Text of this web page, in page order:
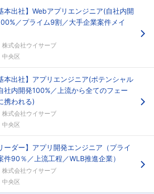
フォローしました
の企業もフォローしませんか？
本出社】Webアプリエンジニア(自社内開
／プライム9割／大手企業案件メイ
株式会社ウイサーブ
中央区
本出社】アプリエンジニア(ポテンシャル
社内開発100%／上流から全てのフェー
携われる)
株式会社ウイサーブ
中央区
ーダー】アプリ開発エンジニア（プライ
件90％／上流工程／WLB推進企業）
株式会社ウイサーブ
中央区